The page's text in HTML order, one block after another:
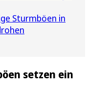
Sturmböen in
setzen ein